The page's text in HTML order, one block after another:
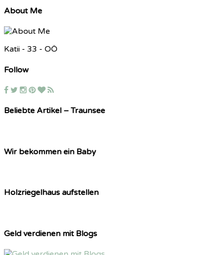
About Me
Katii - 33 - OÖ
Follow
Beliebte Artikel – Traunsee
Wir bekommen ein Baby
Holzriegelhaus aufstellen
Geld verdienen mit Blogs